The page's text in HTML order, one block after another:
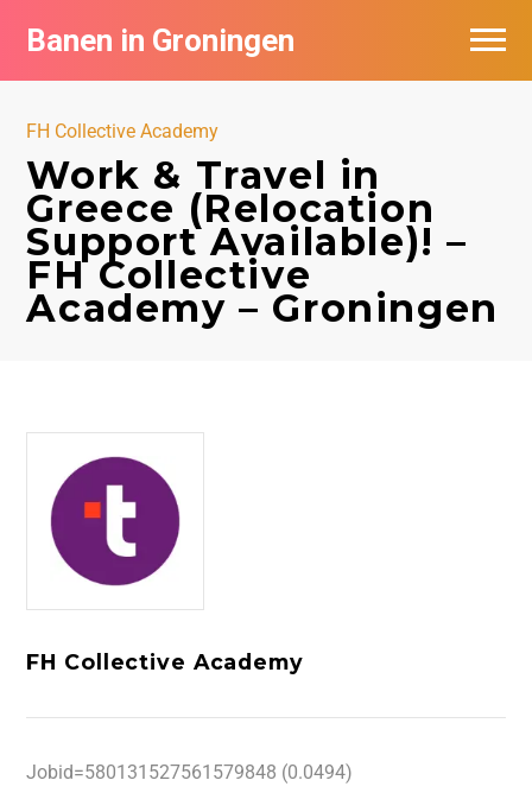
Banen in Groningen
FH Collective Academy
Work & Travel in
Greece (Relocation
Support Available)! –
FH Collective
Academy – Groningen
FH Collective Academy
Jobid=580131527561579848 (0.0494)
Vacatures per bedrijf
De populairste vacatures in Groningen
Nieuwsbrief feed